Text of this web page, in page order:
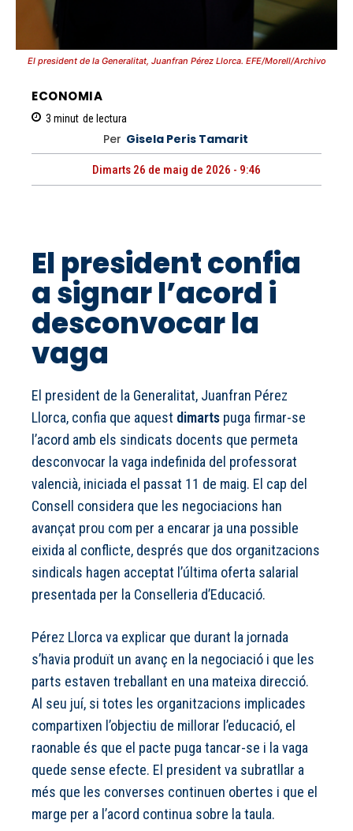
El president de la Generalitat, Juanfran Pérez Llorca. EFE/Morell/Archivo
ECONOMIA
3 minut de lectura
Per Gisela Peris Tamarit
Dimarts 26 de maig de 2026 - 9:46
El president confia
a signar l’acord i
desconvocar la
vaga
El president de la Generalitat, Juanfran Pérez
Llorca, confia que aquest dimarts puga firmar-se
l’acord amb els sindicats docents que permeta
desconvocar la vaga indefinida del professorat
valencià, iniciada el passat 11 de maig. El cap del
Consell considera que les negociacions han
avançat prou com per a encarar ja una possible
eixida al conflicte, després que dos organitzacions
sindicals hagen acceptat l’última oferta salarial
presentada per la Conselleria d’Educació.
Pérez Llorca va explicar que durant la jornada
s’havia produït un avanç en la negociació i que les
parts estaven treballant en una mateixa direcció.
Al seu juí, si totes les organitzacions implicades
compartixen l’objectiu de millorar l’educació, el
raonable és que el pacte puga tancar-se i la vaga
quede sense efecte. El president va subratllar a
més que les converses continuen obertes i que el
marge per a l’acord continua sobre la taula.